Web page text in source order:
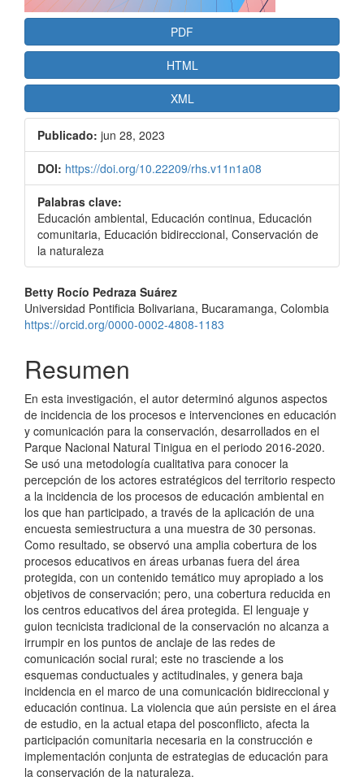
PDF
HTML
XML
Publicado: jun 28, 2023
DOI: https://doi.org/10.22209/rhs.v11n1a08
Palabras clave:
Educación ambiental, Educación continua, Educación
comunitaria, Educación bidireccional, Conservación de
la naturaleza
Contenido
principal
artículo
Betty Rocío Pedraza Suárez
Universidad Pontificia Bolivariana, Bucaramanga, Colombia
https://orcid.org/0000-0002-4808-1183
Resumen
En esta investigación, el autor determinó algunos aspectos
de incidencia de los procesos e intervenciones en educación
y comunicación para la conservación, desarrollados en el
Parque Nacional Natural Tinigua en el periodo 2016-2020.
Se usó una metodología cualitativa para conocer la
percepción de los actores estratégicos del territorio respecto
a la incidencia de los procesos de educación ambiental en
los que han participado, a través de la aplicación de una
encuesta semiestructura a una muestra de 30 personas.
Como resultado, se observó una amplia cobertura de los
procesos educativos en áreas urbanas fuera del área
protegida, con un contenido temático muy apropiado a los
objetivos de conservación; pero, una cobertura reducida en
los centros educativos del área protegida. El lenguaje y
guion tecnicista tradicional de la conservación no alcanza a
irrumpir en los puntos de anclaje de las redes de
comunicación social rural; este no trasciende a los
esquemas conductuales y actitudinales, y genera baja
incidencia en el marco de una comunicación bidireccional y
educación continua. La violencia que aún persiste en el área
de estudio, en la actual etapa del posconflicto, afecta la
participación comunitaria necesaria en la construcción e
implementación conjunta de estrategias de educación para
la conservación de la naturaleza.